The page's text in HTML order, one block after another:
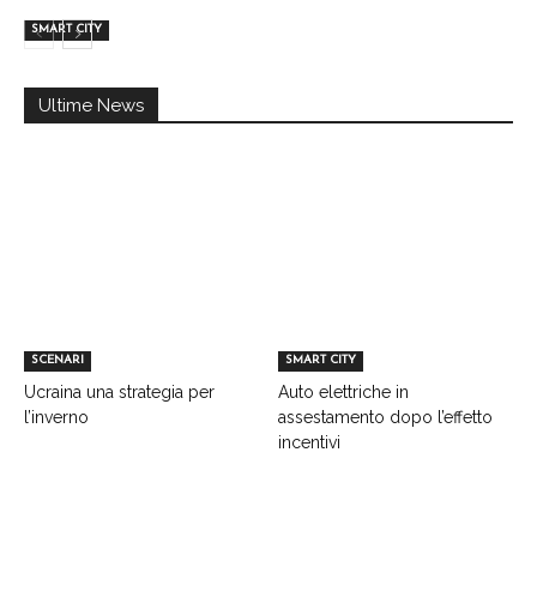
SMART CITY
Ultime News
SCENARI
Ucraina una strategia per
l’inverno
SMART CITY
Auto elettriche in
assestamento dopo l’effetto
incentivi